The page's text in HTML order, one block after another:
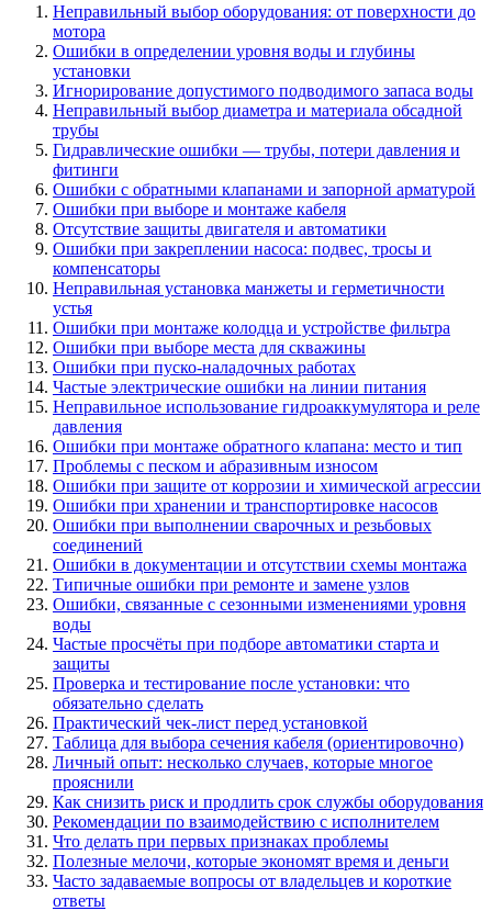
Неправильный выбор оборудования: от поверхности до
мотора
Ошибки в определении уровня воды и глубины
установки
Игнорирование допустимого подводимого запаса воды
Неправильный выбор диаметра и материала обсадной
трубы
Гидравлические ошибки — трубы, потери давления и
фитинги
Ошибки с обратными клапанами и запорной арматурой
Ошибки при выборе и монтаже кабеля
Отсутствие защиты двигателя и автоматики
Ошибки при закреплении насоса: подвес, тросы и
компенсаторы
Неправильная установка манжеты и герметичности
устья
Ошибки при монтаже колодца и устройстве фильтра
Ошибки при выборе места для скважины
Ошибки при пуско-наладочных работах
Частые электрические ошибки на линии питания
Неправильное использование гидроаккумулятора и реле
давления
Ошибки при монтаже обратного клапана: место и тип
Проблемы с песком и абразивным износом
Ошибки при защите от коррозии и химической агрессии
Ошибки при хранении и транспортировке насосов
Ошибки при выполнении сварочных и резьбовых
соединений
Ошибки в документации и отсутствии схемы монтажа
Типичные ошибки при ремонте и замене узлов
Ошибки, связанные с сезонными изменениями уровня
воды
Частые просчёты при подборе автоматики старта и
защиты
Проверка и тестирование после установки: что
обязательно сделать
Практический чек-лист перед установкой
Таблица для выбора сечения кабеля (ориентировочно)
Личный опыт: несколько случаев, которые многое
прояснили
Как снизить риск и продлить срок службы оборудования
Рекомендации по взаимодействию с исполнителем
Что делать при первых признаках проблемы
Полезные мелочи, которые экономят время и деньги
Часто задаваемые вопросы от владельцев и короткие
ответы